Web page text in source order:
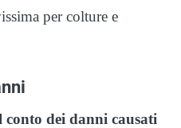
per colture e
dei danni causati